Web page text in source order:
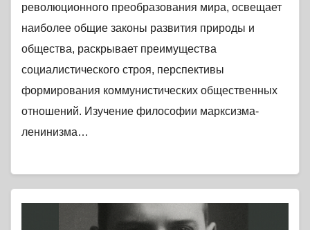
революционного преобразования мира, освещает
наиболее общие законы развития природы и
общества, раскрывает преимущества
социалистического строя, перспективы
формирования коммунистических общественных
отношений. Изучение философии марксизма-
ленинизма…